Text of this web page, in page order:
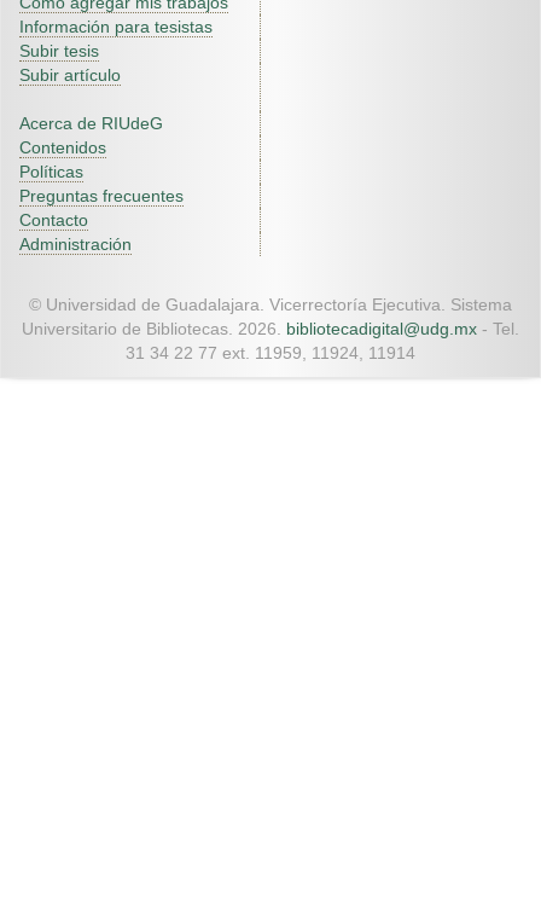
Información para tesistas
Subir tesis
Subir artículo
Acerca de RIUdeG
Contenidos
Políticas
Preguntas frecuentes
Contacto
Administración
© Universidad de Guadalajara. Vicerrectoría Ejecutiva. Sistema
Universitario de Bibliotecas. 2026. bibliotecadigital@udg.mx - Tel.
31 34 22 77 ext. 11959, 11924, 11914